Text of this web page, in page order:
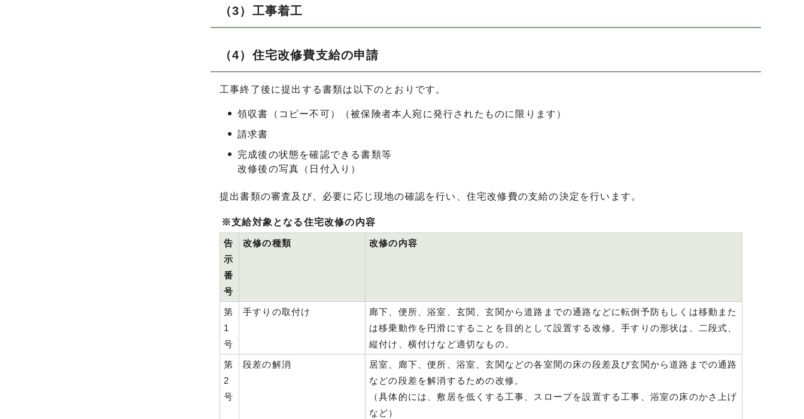
（3）工事着工
（4）住宅改修費支給の申請
工事終了後に提出する書類は以下のとおりです。
領収書（コピー不可）（被保険者本人宛に発行されたものに限ります）
請求書
完成後の状態を確認できる書類等
改修後の写真（日付入り）
提出書類の審査及び、必要に応じ現地の確認を行い、住宅改修費の支給の決定を行います。
※支給対象となる住宅改修の内容
告
示
番
号
改修の種類 改修の内容
第
1
号
手すりの取付け
廊下、便所、浴室、玄関、玄関から道路までの通路などに転倒予防もしくは移動また
は移乗動作を円滑にすることを目的として設置する改修。手すりの形状は、二段式、
縦付け、横付けなど適切なもの。
第
2
号
段差の解消
居室、廊下、便所、浴室、玄関などの各室間の床の段差及び玄関から道路までの通路
などの段差を解消するための改修。
（具体的には、敷居を低くする工事、スロープを設置する工事、浴室の床のかさ上げ
など）